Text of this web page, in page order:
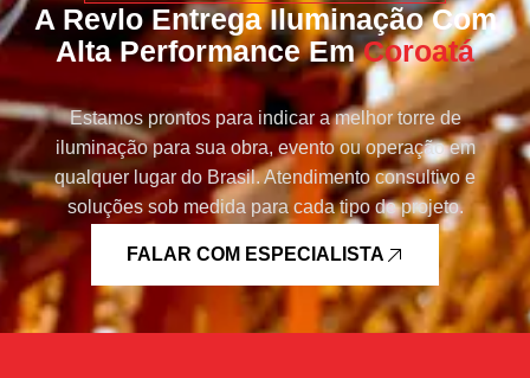
A Revlo Entrega Iluminação Com
Alta Performance EmCoroatá
Estamos prontos para indicar a melhor torre de
iluminação para sua obra, evento ou operação em
qualquer lugar do Brasil. Atendimento consultivo e
soluções sob medida para cada tipo de projeto.
FALAR COM ESPECIALISTA